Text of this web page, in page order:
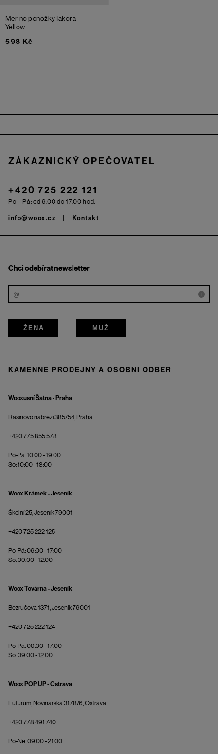
Merino ponožky Iakora
Yellow
598 Kč
ZÁKAZNICKÝ OPEČOVATEL
+420 725 222 121
Po – Pá: od 9.00 do 17.00 hod.
info@woox.cz Kontakt
Chci odebírat newsletter
i
ŽENA MUŽ
KAMENNÉ PRODEJNY A OSOBNÍ ODBĚR
Wooxusní Šatna - Praha
Rašínovo nábřeží 385/54, Praha
+420 775 855 578
Po-Pá: 10:00 - 19:00
So: 10:00 - 18:00
Woox Krámek - Jeseník
Školní 25, Jeseník 79001
+420 725 222 125
Po-Pá: 09:00 - 17:00
So: 09:00 - 12:00
Woox Továrna - Jeseník
Bezručova 1371, Jeseník 79001
+420 725 222 124
Po-Pá: 09:00 - 17:00
So: 09:00 - 12:00
Woox POP UP - Ostrava
Futurum, Novinářská 3178/6, Ostrava
+420 778 491 740
Po-Ne: 09:00 - 21:00